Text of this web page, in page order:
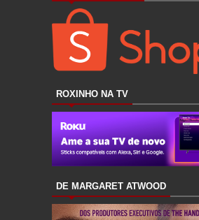
ROXINHO NA TV
DE MARGARET ATWOOD